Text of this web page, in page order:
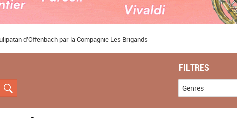
d'Offenbach par la Compagnie Les Brigands
FILTRES
Genres